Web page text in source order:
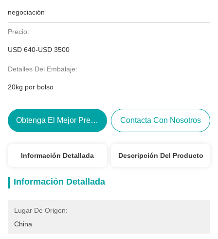
negociación
Precio:
USD 640-USD 3500
Detalles Del Embalaje:
20kg por bolso
Obtenga El Mejor Precio Contacta Con Nosotros
Información Detallada Descripción Del Producto
Información Detallada
Lugar De Origen:
China